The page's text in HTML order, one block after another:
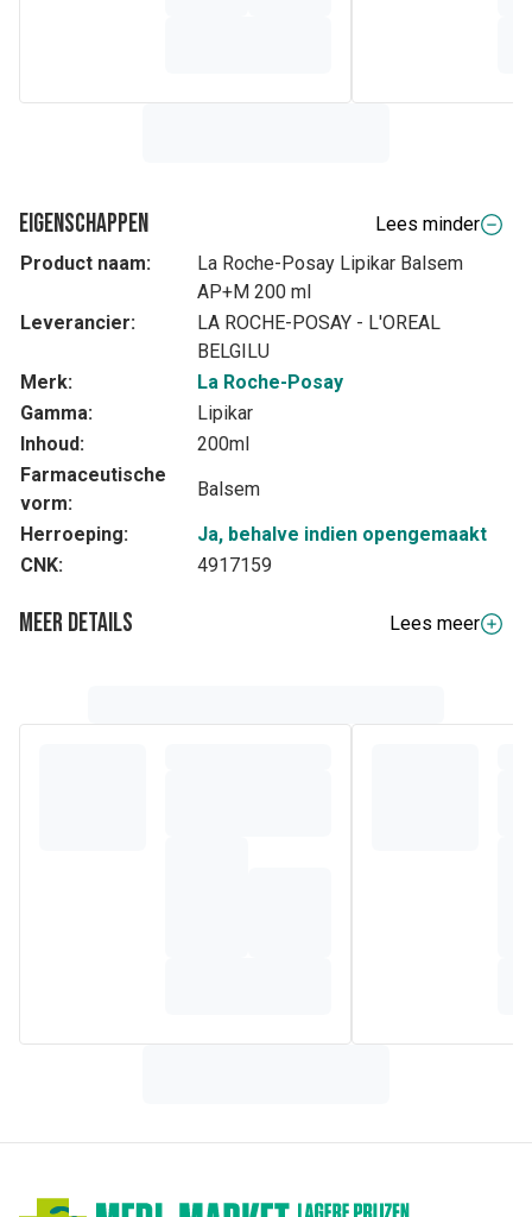
Eigenschappen
Lees minder
Product naam:
La Roche-Posay Lipikar Balsem
AP+M 200 ml
Leverancier:
LA ROCHE-POSAY - L'OREAL
BELGILU
Merk:
La Roche-Posay
Gamma:
Lipikar
Inhoud:
200ml
Farmaceutische
vorm:
Balsem
Herroeping:
Ja, behalve indien opengemaakt
CNK:
4917159
Meer details
Lees meer
eczeem. Het verzacht de huid onmiddellijk, vermindert het
PROPANEDIOL • OPHIOPOGON JAPONICUS ROOT
XANTHAN GUM • TOCOPHEROL • PENTAERYTHRITYL